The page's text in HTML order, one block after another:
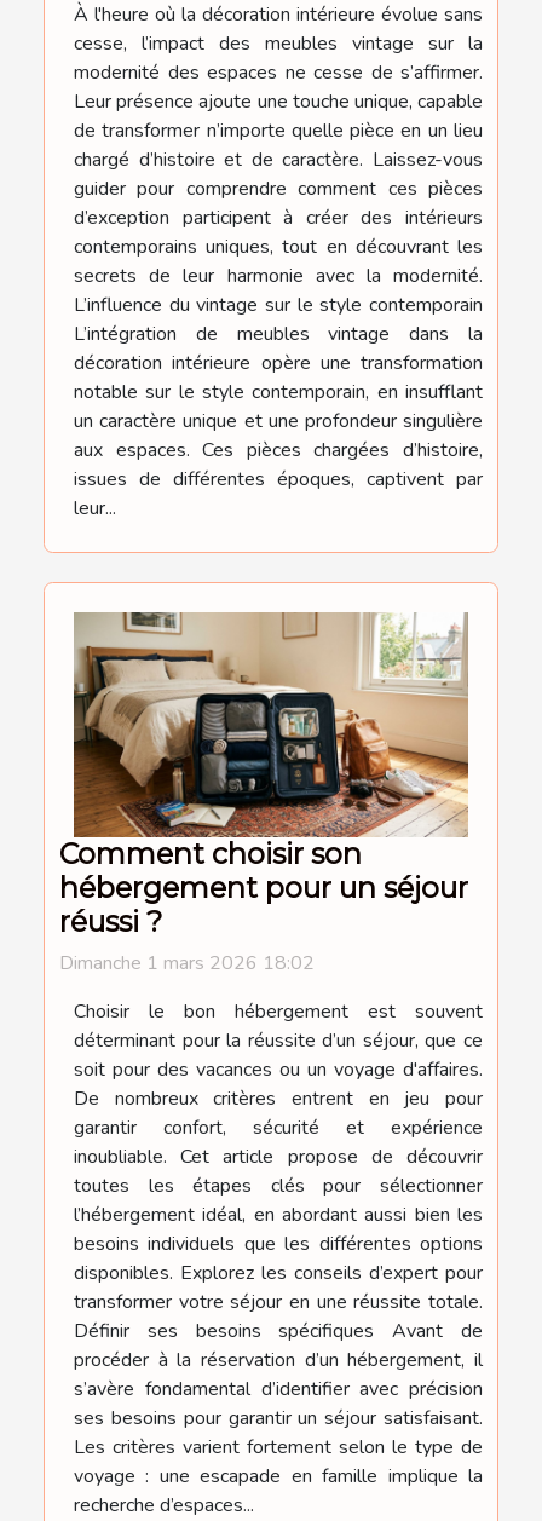
À l'heure où la décoration intérieure évolue sans
cesse, l’impact des meubles vintage sur la
modernité des espaces ne cesse de s’affirmer.
Leur présence ajoute une touche unique, capable
de transformer n’importe quelle pièce en un lieu
chargé d’histoire et de caractère. Laissez-vous
guider pour comprendre comment ces pièces
d’exception participent à créer des intérieurs
contemporains uniques, tout en découvrant les
secrets de leur harmonie avec la modernité.
L’influence du vintage sur le style contemporain
L’intégration de meubles vintage dans la
décoration intérieure opère une transformation
notable sur le style contemporain, en insufflant
un caractère unique et une profondeur singulière
aux espaces. Ces pièces chargées d’histoire,
issues de différentes époques, captivent par
leur...
Comment choisir son
hébergement pour un séjour
réussi ?
Dimanche 1 mars 2026 18:02
Choisir le bon hébergement est souvent
déterminant pour la réussite d’un séjour, que ce
soit pour des vacances ou un voyage d'affaires.
De nombreux critères entrent en jeu pour
garantir confort, sécurité et expérience
inoubliable. Cet article propose de découvrir
toutes les étapes clés pour sélectionner
l’hébergement idéal, en abordant aussi bien les
besoins individuels que les différentes options
disponibles. Explorez les conseils d’expert pour
transformer votre séjour en une réussite totale.
Définir ses besoins spécifiques Avant de
procéder à la réservation d’un hébergement, il
s’avère fondamental d’identifier avec précision
ses besoins pour garantir un séjour satisfaisant.
Les critères varient fortement selon le type de
voyage : une escapade en famille implique la
recherche d’espaces...